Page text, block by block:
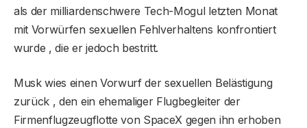
als der milliardenschwere Tech-Mogul letzten Monat
mit Vorwürfen sexuellen Fehlverhaltens konfrontiert
wurde , die er jedoch bestritt.
Musk wies einen Vorwurf der sexuellen Belästigung
zurück , den ein ehemaliger Flugbegleiter der
Firmenflugzeugflotte von SpaceX gegen ihn erhoben